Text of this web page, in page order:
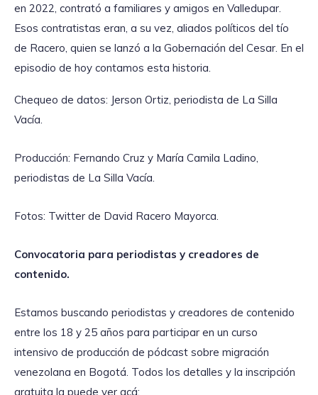
en 2022, contrató a familiares y amigos en Valledupar.
Esos contratistas eran, a su vez, aliados políticos del tío
de Racero, quien se lanzó a la Gobernación del Cesar. En el
episodio de hoy contamos esta historia.
Chequeo de datos: Jerson Ortiz, periodista de La Silla
Vacía.
Producción: Fernando Cruz y María Camila Ladino,
periodistas de La Silla Vacía.
Fotos: Twitter de David Racero Mayorca.
Convocatoria para periodistas y creadores de
contenido.
Estamos buscando periodistas y creadores de contenido
entre los 18 y 25 años para participar en un curso
intensivo de producción de pódcast sobre migración
venezolana en Bogotá. Todos los detalles y la inscripción
gratuita la puede ver acá: